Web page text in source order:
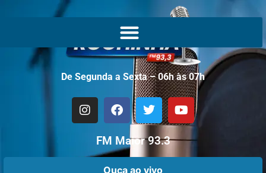
De Segunda a Sexta – 06h às 07h
FM Maior 93.3
Ouça ao vivo